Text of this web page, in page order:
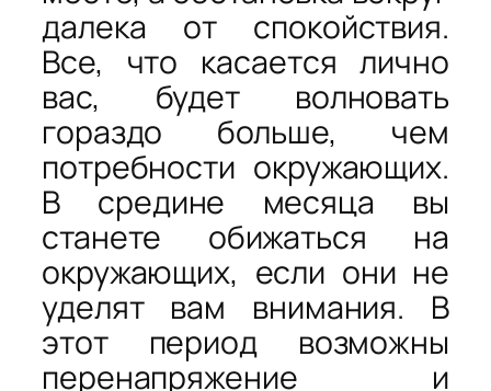
далека от спокойствия.
Все, что касается лично
вас, будет волновать
гораздо больше, чем
потребности окружающих.
В средине месяца вы
станете обижаться на
окружающих, если они не
уделят вам внимания. В
этот период возможны
перенапряжение и